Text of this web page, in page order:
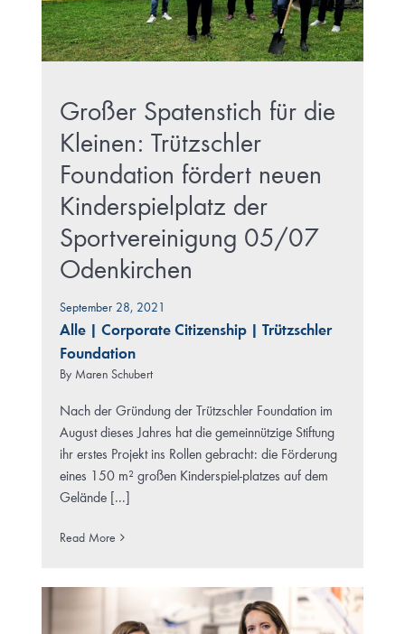
Großer Spatenstich für die
Kleinen: Trützschler
Foundation fördert neuen
Kinderspielplatz der
Sportvereinigung 05/07
Odenkirchen
September 28, 2021
Alle| Corporate Citizenship| Trützschler
Foundation
By Maren Schubert
Nach der Gründung der Trützschler Foundation im
August dieses Jahres hat die gemeinnützige Stiftung
ihr erstes Projekt ins Rollen gebracht: die Förderung
eines 150 m² großen Kinderspiel-platzes auf dem
Gelände [...]
Read More